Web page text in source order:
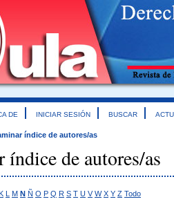
DE INICIAR SESIÓN BUSCAR
índice de autores/as
índice de autores/as
K L M N Ñ O P Q R S T U V W X Y Z Todo